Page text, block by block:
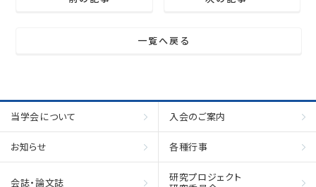
一覧へ戻る
当学会について 入会のご案内
お知らせ 各種行事
会誌・論文誌
研究プロジェクト